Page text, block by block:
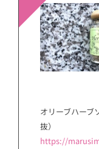
オリーブハー
抜）
https://